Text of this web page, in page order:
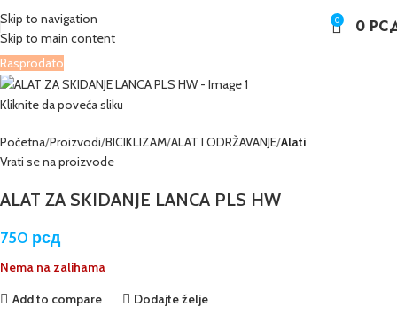
Skip to navigation
Skip to main content
0 0
Rasprodato
Kliknite da poveća sliku
Početna Proizvodi BICIKLIZAM ALAT I ODRŽAVANJE Alati
Vrati se na proizvode
ALAT ZA SKIDANJE LANCA PLS HW
750 рсд
Nema na zalihama
Add to compare
Dodajte želje